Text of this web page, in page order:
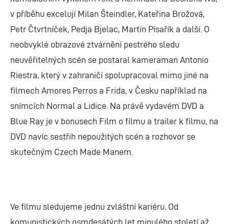
v příběhu excelují Milan Šteindler, Kateřina Brožová,
Petr Čtvrtníček, Pedja Bjelac, Martin Písařík a další. O
neobvyklé obrazové ztvárnění pestrého sledu
neuvěřitelných scén se postaral kameraman Antonio
Riestra, který v zahraničí spolupracoval mimo jiné na
filmech Amores Perros a Frida, v Česku například na
snímcích Normal a Lidice. Na právě vydavém DVD a
Blue Ray je v bonusech Film o filmu a trailer k filmu, na
DVD navíc sestřih nepoužitých scén a rozhovor se
skutečným Czech Made Manem.
Ve filmu sledujeme jednu zvláštní kariéru. Od
komunistických osmdesátých let minulého století až